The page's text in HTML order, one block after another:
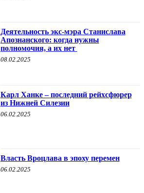
Деятельность экс-мэра Станислава
Апознанского: когда нужны
полномочия, а их нет
08.02.2025
Карл Ханке – последний рейхсфюрер
из Нижней Силезии
06.02.2025
Власть Вроцлава в эпоху перемен
06.02.2025